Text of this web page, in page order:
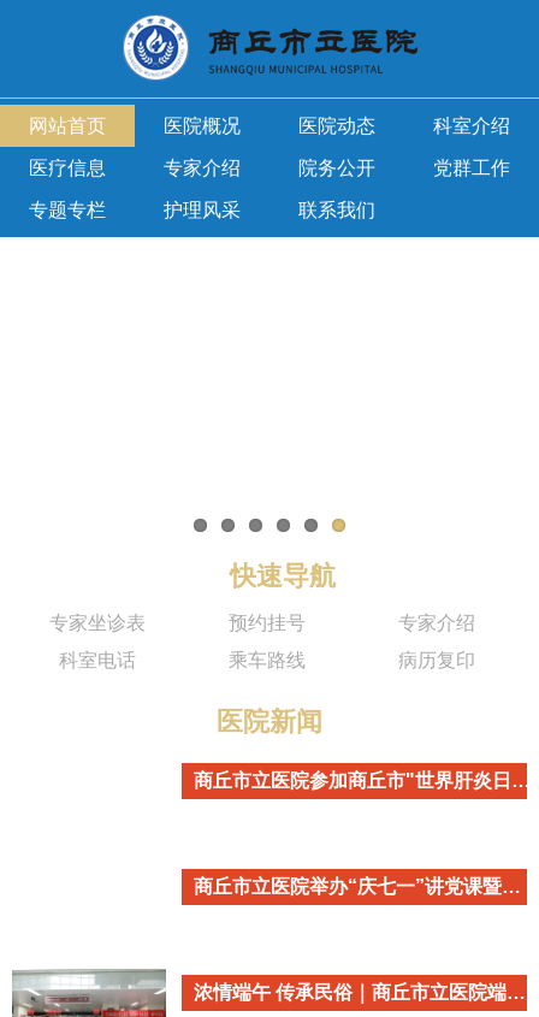
网站首页 医院概况 医院动态 科室介绍
医疗信息 专家介绍 院务公开 党群工作
专题专栏 护理风采 联系我们
快速导航
专家坐诊表 预约挂号
专家介绍
科室电话
乘车路线 病历复印
医院新闻
商丘市立医院参加商丘市"世界肝炎日"主题宣传活动
商丘市立医院举办“庆七一”讲党课暨重温入党誓词活动
浓情端午 传承民俗｜商丘市立医院端午民俗主题活动温情开启